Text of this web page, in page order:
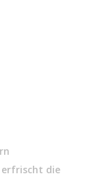
erfrischt die